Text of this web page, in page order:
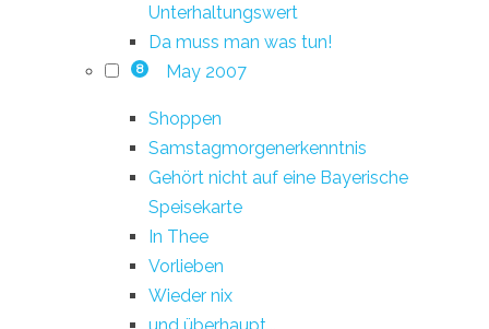
Unterhaltungswert
Da muss man was tun!
8 May 2007
Shoppen
Samstagmorgenerkenntnis
Gehört nicht auf eine Bayerische
Speisekarte
In Thee
Vorlieben
Wieder nix
und überhaupt...